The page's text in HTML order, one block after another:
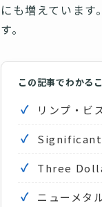
にも増えていま
す。
この記事でわかる
リンプ・ビ
Significant
Three
ニューメタ